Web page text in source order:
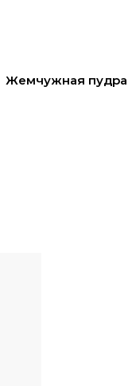
Жемчужная пудра